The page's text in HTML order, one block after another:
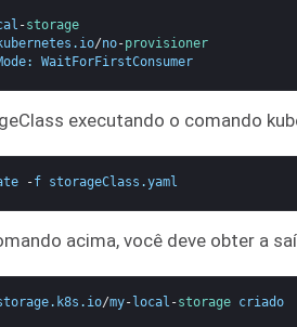
-storage
. io/no-provisioner
: WaitForFirstConsumer
executando o comando
-f storageClass .yaml
acima, você deve obter a
. k8s . io/my- local -storage criado